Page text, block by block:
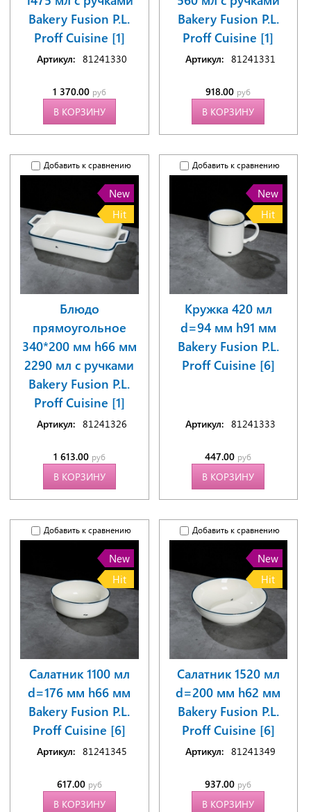
Bakery Fusion P.L.
Proff Cuisine [1]
Артикул: 81241330
1 370.00 руб
В КОРЗИНУ
Bakery Fusion P.L.
Proff Cuisine [1]
Артикул: 81241331
918.00 руб
В КОРЗИНУ
Добавить к сравнению
New
Hit
Блюдо
прямоугольное
340*200 мм h66 мм
2290 мл с ручками
Bakery Fusion P.L.
Proff Cuisine [1]
Артикул: 81241326
1 613.00 руб
В КОРЗИНУ
Добавить к сравнению
New
Hit
Кружка 420 мл
d=94 мм h91 мм
Bakery Fusion P.L.
Proff Cuisine [6]
Артикул: 81241333
447.00 руб
В КОРЗИНУ
Добавить к сравнению
New
Hit
Салатник 1100 мл
d=176 мм h66 мм
Bakery Fusion P.L.
Proff Cuisine [6]
Артикул: 81241345
617.00 руб
В КОРЗИНУ
Добавить к сравнению
New
Hit
Салатник 1520 мл
d=200 мм h62 мм
Bakery Fusion P.L.
Proff Cuisine [6]
Артикул: 81241349
937.00 руб
В КОРЗИНУ